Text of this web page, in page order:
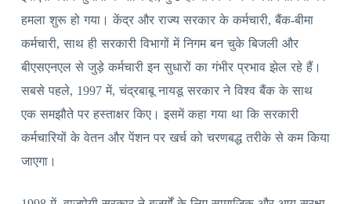
हमला शुरू हो गया। केंद्र और राज्य सरकार के कर्मचारी, बैंक-बीमा
कर्मचारी, साथ ही सरकारी विभागों में निगम बन चुके बिजली और
बीएसएनएल से जुड़े कर्मचारी इन सुधारों का गंभीर प्रभाव झेल रहे हैं।
सबसे पहले, 1997 में, चंद्रबाबू नायडू सरकार ने विश्व बैंक के साथ
एक समझौते पर हस्ताक्षर किए। इसमें कहा गया था कि सरकारी
कर्मचारियों के वेतन और पेंशन पर खर्च को चरणबद्ध तरीके से कम किया
जाएगा।